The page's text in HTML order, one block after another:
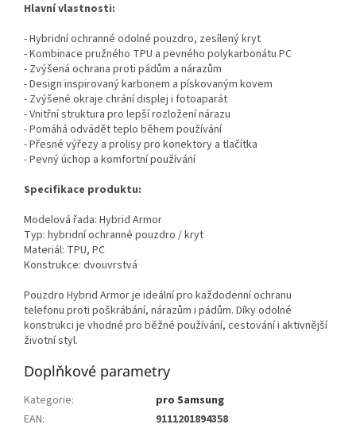
Hlavní vlastnosti:
- Hybridní ochranné odolné pouzdro, zesílený kryt
- Kombinace pružného TPU a pevného polykarbonátu PC
- Zvýšená ochrana proti pádům a nárazům
- Design inspirovaný karbonem a pískovaným kovem
- Zvýšené okraje chrání displej i fotoaparát
- Vnitřní struktura pro lepší rozložení nárazu
- Pomáhá odvádět teplo během používání
- Přesné výřezy a prolisy pro konektory a tlačítka
- Pevný úchop a komfortní používání
Specifikace produktu:
Modelová řada: Hybrid Armor
Typ: hybridní ochranné pouzdro / kryt
Materiál: TPU, PC
Konstrukce: dvouvrstvá
Pouzdro Hybrid Armor je ideální pro každodenní ochranu
telefonu proti poškrábání, nárazům i pádům. Díky odolné
konstrukci je vhodné pro běžné používání, cestování i aktivnější
životní styl.
Doplňkové parametry
Kategorie:
pro Samsung
EAN:
9111201894358